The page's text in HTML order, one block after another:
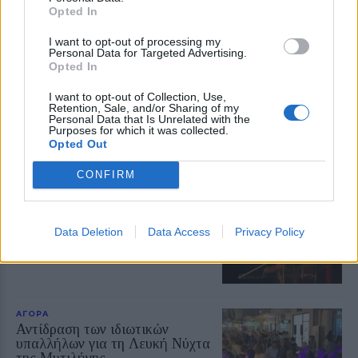
Opted In
I want to opt-out of processing my
Personal Data for Targeted Advertising.
Opted In
I want to opt-out of Collection, Use,
Retention, Sale, and/or Sharing of my
Personal Data that Is Unrelated with the
Purposes for which it was collected.
Opted Out
CONFIRM
Data Deletion Data Access Privacy Policy
ΔΡΑΣΕΙΣ
Η Λέσβος στη Διεθνή
Κατασκήνωση Νέων των
Παγκόσμιων Γεωπάρκων
UNESCO
Μυτιλήνης παρουσίασαν το
Απολιθωμένο Δάσος και τη
συμβολή του στη μελέτη της
κλιματικής αλλαγής
ΕΚΠΑΙΔΕΥΣΗ
Μαθαίνοντας από μικροί να
κινούμαστε με ασφάλεια
Γονέων Δυτικής Λέσβου με
ομιλήτρια την αστυνόμο Χρύσα
ΑΓΟΡΑ
Αντίδραση των ιδιωτικών
υπαλλήλων για τη Λευκή Νύχτα